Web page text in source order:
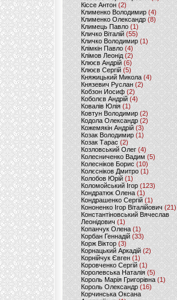
Кіссе Антон (2)
Клименко Володимир(4)
Клименко Олександр (8)
Климець Павло (1)
Кличко Віталій(55)
Кличко Володимир (1)
Клімкін Павло (4)
Клімов Леонід(2)
Клюєв Андрій(6)
Клюєв Сергій (5)
Княжицький Микола(4)
Князевич Руслан (2)
Кобзон Иосиф(2)
Коболєв Андрій (4)
Ковалів Юлія(1)
Ковтун Володимир (2)
Кодола Олександр (2)
Кожемякін Андрій (3)
Козак Володимир (1)
Козак Тарас (2)
Козловський Олег(4)
Колесниченко Вадим (5)
Колесніков Борис (10)
Колєсніков Дмитро (1)
Колобов Юрій (1)
Коломойський Ігор (123)
Кондратюк Олена(1)
Кондрашенко Сергій (1)
Кононенко Ігор Віталійович (21)
Константіновський Вячеслав
Леонідович (1)
Копанчук Олена (1)
Корбан Геннадій (33)
Корж Віктор (3)
Корнацький Аркадій (2)
Корнійчук Євген (1)
Коровченко Сергій (1)
Королевська Наталія(5)
Король Марія Григорівна (1)
Король Олександр (16)
Корчинська Оксана